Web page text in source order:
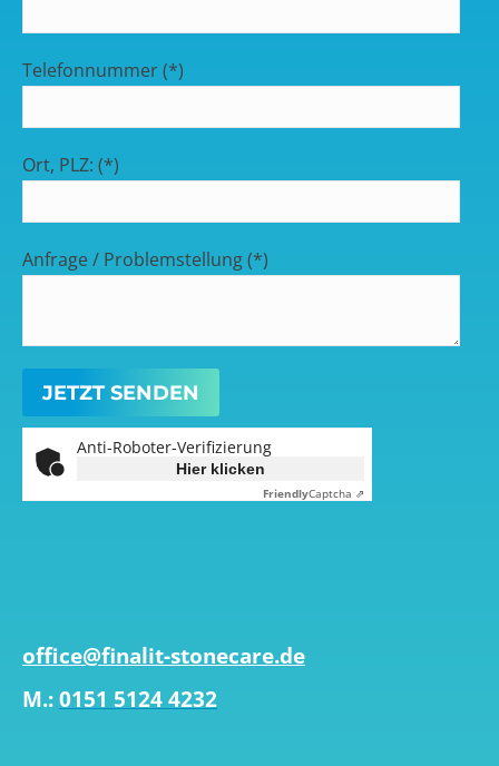
Telefonnummer (*)
Ort, PLZ: (*)
Anfrage / Problemstellung (*)
Anti-Roboter-Verifizierung
Hier klicken
FriendlyCaptcha ⇗
office@finalit-stonecare.de
M.: 0151 5124 4232